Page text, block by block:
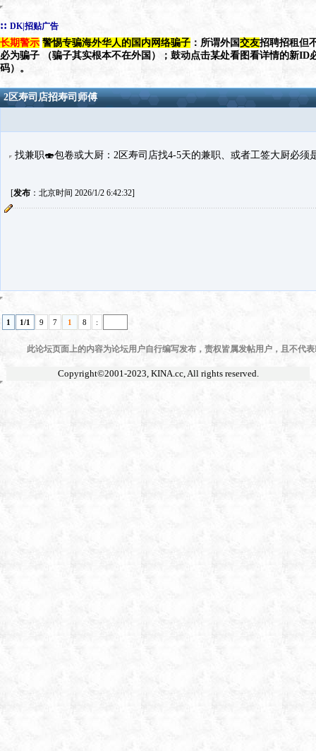
:: DK|招贴广告
长期警示 警惕专骗海外华人的国内网络骗子 ：所谓外国交友招聘招租但
必为骗子 （骗子其实根本不在外国）；鼓动点击某处看图看详情的新ID
码）。
2区寿司店招寿司师傅
找兼职🍣包卷或大厨：2区寿司店找4-5天的兼职、或者工签大厨必
[发布：北京时间 2026/1/2 6:42:32]
1 1/1 9 7 1 8 :
此论坛页面上的内容为论坛用户自行编写发布，责权皆属发帖用户，且不代
Copyright©2001-2023, KINA.cc, All rights reserved.